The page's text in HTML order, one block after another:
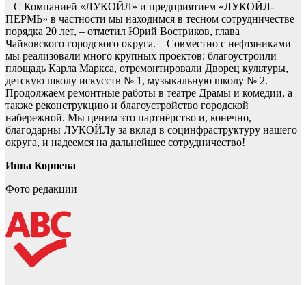
– С Компанией «ЛУКОЙЛ» и предприятием «ЛУКОЙЛ-
ПЕРМЬ» в частности мы находимся в тесном сотрудничестве
порядка 20 лет, – отметил Юрий Востриков, глава
Чайковского городского округа. – Совместно с нефтяниками
мы реализовали много крупных проектов: благоустроили
площадь Карла Маркса, отремонтировали Дворец культуры,
детскую школу искусств № 1, музыкальную школу № 2.
Продолжаем ремонтные работы в театре Драмы и комедии, а
также реконструкцию и благоустройство городской
набережной. Мы ценим это партнёрство и, конечно,
благодарны ЛУКОЙЛу за вклад в социнфраструктуру нашего
округа, и надеемся на дальнейшее сотрудничество!
Инна Корнева
Фото редакции